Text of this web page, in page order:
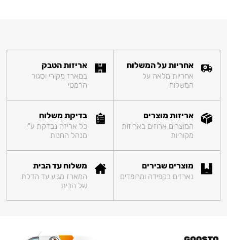
אחריות על המשלוח
אחריות מלאה על
המשלוח
אריזות הטבק
במארז מקורי וסגור
הרמטי
אריזות מוצרים
המוצרים ארוזים באריזות
מקוריות
בדיקת משלוח
כל אריזה נבדקת ע"י
מנהל החנות
מוצרים שבירים
נארזים בקפידה ומרופדים
משלוח עד הבית
המארז מגיע עד הדלת
של הבית